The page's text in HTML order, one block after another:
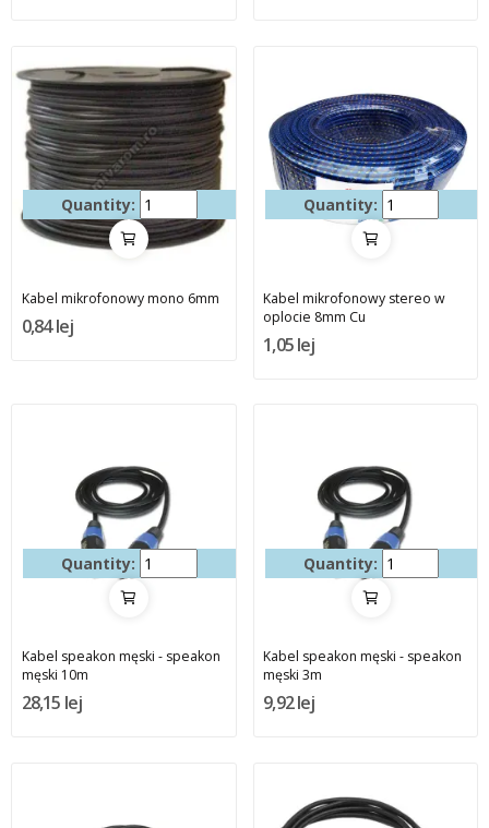
Quantity:
Kabel mikrofonowy mono 6mm
0,84 lej
Quantity:
Kabel mikrofonowy stereo w
oplocie 8mm Cu
1,05 lej
Quantity:
Kabel speakon męski - speakon
męski 10m
28,15 lej
Quantity:
Kabel speakon męski - speakon
męski 3m
9,92 lej